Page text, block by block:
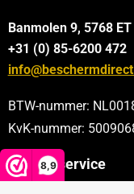
8,9
Banmolen 9, 5768 ET
+31 (0) 85-6200 472
BTW-nummer:
KvK-nummer:
Klantenservice